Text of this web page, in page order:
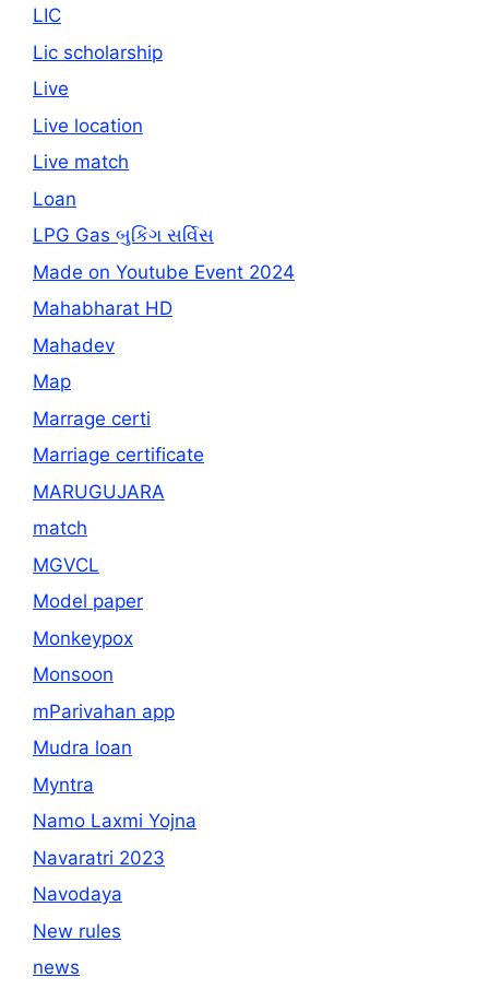
LIC
Lic scholarship
Live
Live location
Live match
Loan
LPG Gas બુકિંગ સર્વિસ
Made on Youtube Event 2024
Mahabharat HD
Mahadev
Map
Marrage certi
Marriage certificate
MARUGUJARA
match
MGVCL
Model paper
Monkeypox
Monsoon
mParivahan app
Mudra loan
Myntra
Namo Laxmi Yojna
Navaratri 2023
Navodaya
New rules
news